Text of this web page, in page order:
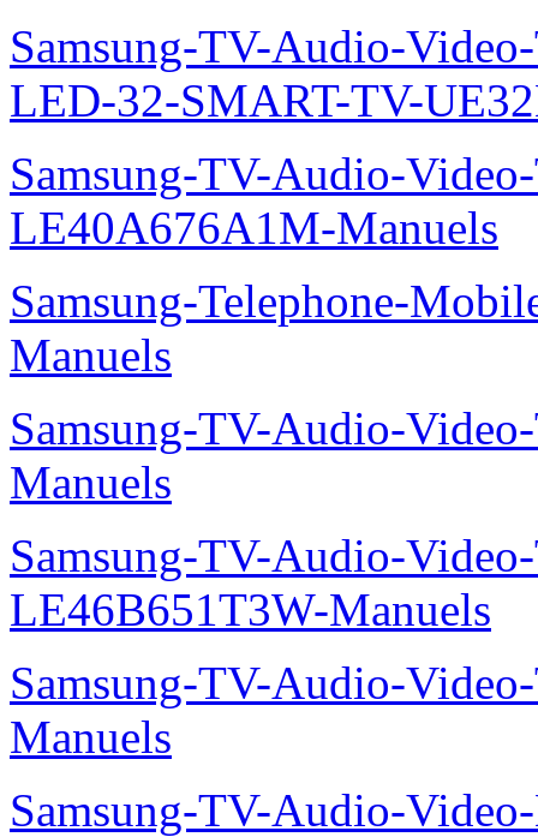
Samsung-TV-Audio-
LED-32-SMART-TV-
Samsung-TV-Audio-
LE40A676A1M-Manuels
Samsung-Telephone-
Manuels
Samsung-TV-Audio-
Manuels
Samsung-TV-Audio-
LE46B651T3W-Manuels
Samsung-TV-Audio-
Manuels
Samsung-TV-Audio-